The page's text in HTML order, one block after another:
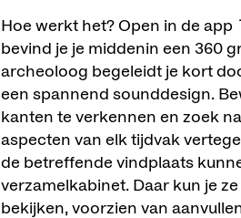
Hoe werkt het? Open in de app
bevind je je middenin een 360
archeoloog begeleidt je kort
een spannend sounddesign.
kanten te verkennen en zoek
aspecten van elk tijdvak
de betreffende vindplaats
verzamelkabinet. Daar kun je
bekijken, voorzien van